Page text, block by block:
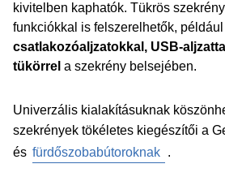
kivitelben kaphatók. Tükrös
funkciókkal is felszerelhetők, például
csatlakozóaljzatokkal, USB-aljzattal
tükörrel a szekrény belsejében.
Univerzális kialakításuknak
szekrények tökéletes kiegészítői a
és fürdőszobabútoroknak .